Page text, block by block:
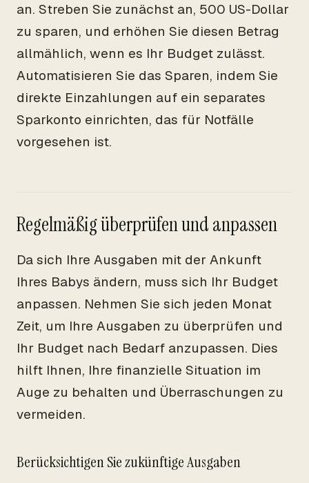
an. Streben Sie zunächst an, 500 US-Dollar
zu sparen, und erhöhen Sie diesen Betrag
allmählich, wenn es Ihr Budget zulässt.
Automatisieren Sie das Sparen, indem Sie
direkte Einzahlungen auf ein separates
Sparkonto einrichten, das für Notfälle
vorgesehen ist.
Regelmäßig überprüfen und anpassen
Da sich Ihre Ausgaben mit der Ankunft
Ihres Babys ändern, muss sich Ihr Budget
anpassen. Nehmen Sie sich jeden Monat
Zeit, um Ihre Ausgaben zu überprüfen und
Ihr Budget nach Bedarf anzupassen. Dies
hilft Ihnen, Ihre finanzielle Situation im
Auge zu behalten und Überraschungen zu
vermeiden.
Berücksichtigen Sie zukünftige Ausgaben